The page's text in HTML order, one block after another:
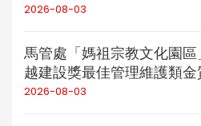
2026-08-03
馬管處「媽祖宗教文化園
越建設獎最佳管理維護類金
2026-08-03